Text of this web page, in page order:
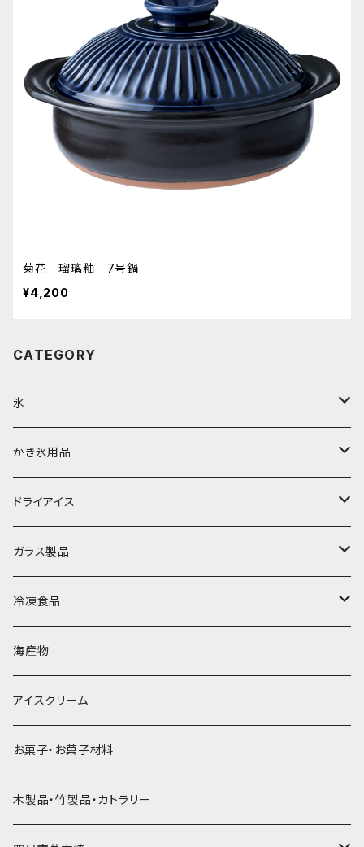
菊花 瑠璃釉 7号鍋
¥4,200
CATEGORY
氷
富士天然水の氷
丸氷
直径70mm
直径65mm
角氷
砕氷
氷河の氷
氷アイテム
かき氷用品
かき氷シロップ
無果汁1.8Lパック
無果汁1Lパック
無添加瓶シロップ
かき氷機・かき氷器
かき氷カップ
発泡スチロール無地-使い捨て
発泡スチロールプリント柄
かき氷スプーン・スプーンストロー
プラスチック・スプーン
プラスチック・スプーンストロー
コンデンスミルク・練乳・あんこ
かき氷セット
その他かき氷用品
ドライアイス
ドライアイス3ｋｇ
ドライアイス4ｋｇ
ドライアイス5ｋｇ
ドライアイス8ｋｇ
ドライアイス10ｋｇ
ドライアイス15ｋｇ
ガラス製品
オンザロック・グラス
ビール・グラス
タンブラー
かき氷器
冷凍食品
肉まん・あんまん
パスタ・スパゲッティ
惣菜
海産物
アイスクリーム
お菓子・お菓子材料
木製品・竹製品・カトラリー